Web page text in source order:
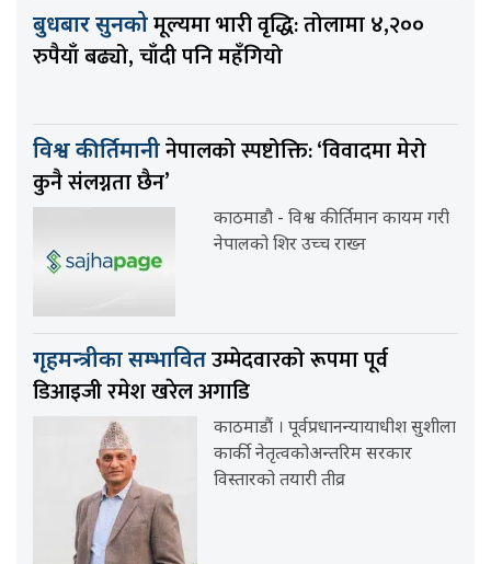
बुधबार सुनकोमूल्यमा भारी वृद्धि: तोलामा ४,२००
रुपैयाँ बढ्यो, चाँदी पनि महँगियो
विश्व कीर्तिमानीनेपालको स्पष्टोक्ति: ‘विवादमा मेरो
कुनै संलग्नता छैन’
काठमाडौ - विश्व कीर्तिमान कायम गरी
नेपालको शिर उच्च राख्न
गृहमन्त्रीका सम्भावितउम्मेदवारको रूपमा पूर्व
डिआइजी रमेश खरेल अगाडि
काठमाडौं । पूर्वप्रधानन्यायाधीश सुशीला
कार्की नेतृत्वकोअन्तरिम सरकार
विस्तारको तयारी तीव्र